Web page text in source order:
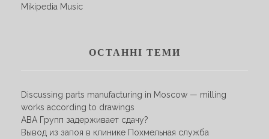
Mikipedia Music
ОСТАННІ ТЕМИ
Discussing parts manufacturing in Moscow — milling
works according to drawings
АВА Групп задерживает сдачу?
Вывод из запоя в клинике Похмельная служба